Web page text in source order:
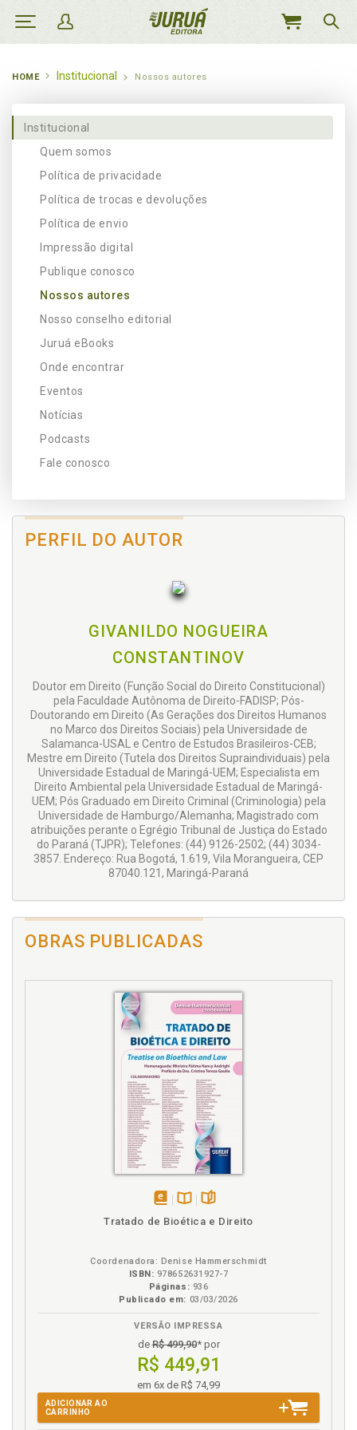
MEU
HOME Institucional Nossos autores
Institucional
Quem somos
Política de privacidade
Política de trocas e devoluções
Política de envio
Impressão digital
Publique conosco
Nossos autores
Nosso conselho editorial
Juruá eBooks
Onde encontrar
Eventos
Notícias
Podcasts
Fale conosco
PERFIL DO AUTOR
GIVANILDO NOGUEIRA
CONSTANTINOV
Doutor em Direito (Função Social do Direito Constitucional)
pela Faculdade Autônoma de Direito-FADISP; Pós-
Doutorando em Direito (As Gerações dos Direitos Humanos
no Marco dos Direitos Sociais) pela Universidade de
Salamanca-USAL e Centro de Estudos Brasileiros-CEB;
Mestre em Direito (Tutela dos Direitos Supraindividuais) pela
Universidade Estadual de Maringá-UEM; Especialista em
Direito Ambiental pela Universidade Estadual de Maringá-
UEM; Pós Graduado em Direito Criminal (Criminologia) pela
Universidade de Hamburgo/Alemanha; Magistrado com
atribuições perante o Egrégio Tribunal de Justiça do Estado
do Paraná (TJPR); Telefones: (44) 9126-2502; (44) 3034-
3857. Endereço: Rua Bogotá, 1.619, Vila Morangueira, CEP
87040.121, Maringá-Paraná
OBRAS PUBLICADAS
Tratado de Bioética e Direito
Coordenadora: Denise Hammerschmidt
ISBN: 978652631927-7
Páginas: 936
Publicado em: 03/03/2026
VERSÃO IMPRESSA
deR$ 499,90* por
R$ 449,91
em 6x de R$ 74,99
ADICIONAR AO
CARRINHO